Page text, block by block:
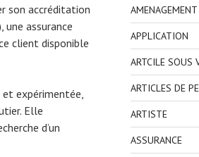
son accréditation
assurance
client disponible
expérimentée,
Elle
d’un
APPLICATION
ARTCILE SOUS
ARTICLES DE
ARTISTE
ASSURANCE